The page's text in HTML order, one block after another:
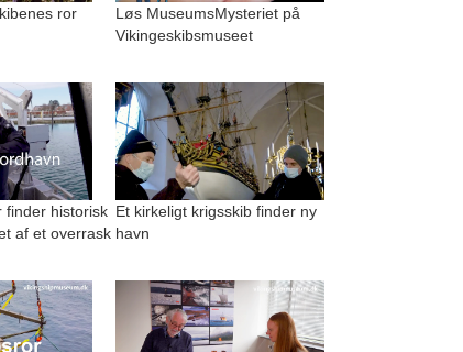
ror
Løs MuseumsMysteriet på
Vikingeskibsmuseet
historisk
af et overrask
Et kirkeligt krigsskib finder ny
havn